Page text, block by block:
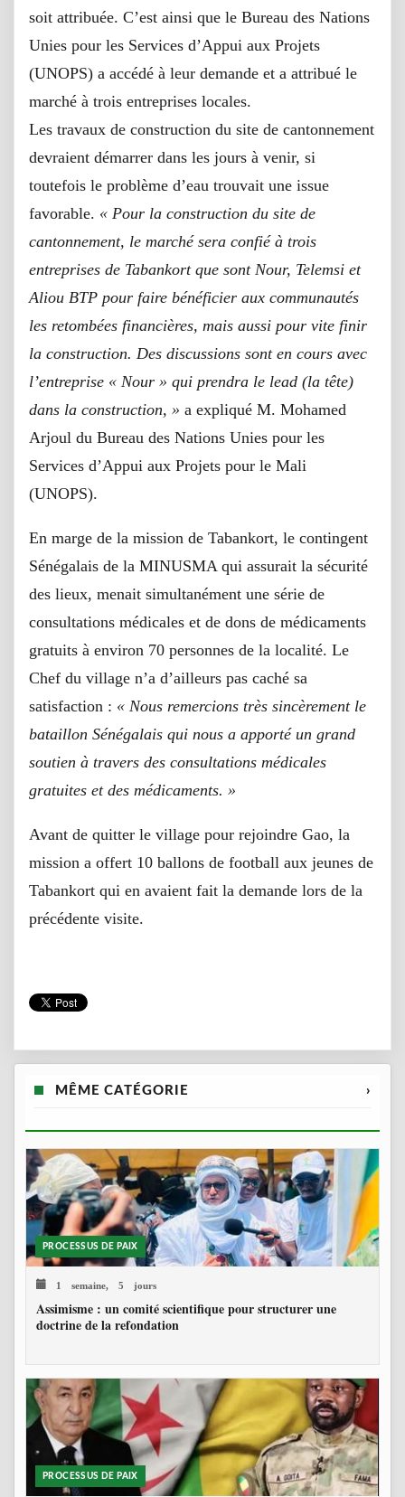
soit attribuée. C’est ainsi que le Bureau des Nations
Unies pour les Services d’Appui aux Projets
(UNOPS) a accédé à leur demande et a attribué le
marché à trois entreprises locales.
Les travaux de construction du site de cantonnement
devraient démarrer dans les jours à venir, si
toutefois le problème d’eau trouvait une issue
favorable. « Pour la construction du site de
cantonnement, le marché sera confié à trois
entreprises de Tabankort que sont Nour, Telemsi et
Aliou BTP pour faire bénéficier aux communautés
les retombées financières, mais aussi pour vite finir
la construction. Des discussions sont en cours avec
l’entreprise « Nour » qui prendra le lead (la tête)
dans la construction, » a expliqué M. Mohamed
Arjoul du Bureau des Nations Unies pour les
Services d’Appui aux Projets pour le Mali
(UNOPS).
En marge de la mission de Tabankort, le contingent
Sénégalais de la MINUSMA qui assurait la sécurité
des lieux, menait simultanément une série de
consultations médicales et de dons de médicaments
gratuits à environ 70 personnes de la localité. Le
Chef du village n’a d’ailleurs pas caché sa
satisfaction : « Nous remercions très sincèrement le
bataillon Sénégalais qui nous a apporté un grand
soutien à travers des consultations médicales
gratuites et des médicaments. »
Avant de quitter le village pour rejoindre Gao, la
mission a offert 10 ballons de football aux jeunes de
Tabankort qui en avaient fait la demande lors de la
précédente visite.
MÊME CATÉGORIE ›
PROCESSUS DE PAIX
1 semaine, 5 jours
Assimisme : un comité scientifique pour structurer une
doctrine de la refondation
PROCESSUS DE PAIX